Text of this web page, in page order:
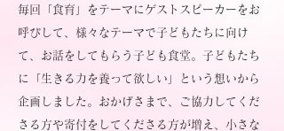
毎回「食育」をテーマにゲストスピーカーをお
呼びして、様々なテーマで子どもたちに向け
て、お話をしてもらう子ども食堂。子どもたち
に「生きる力を養って欲しい」という想いから
企画しました。おかげさまで、ご協力してくだ
さる方や寄付をしてくださる方が増え、小さな